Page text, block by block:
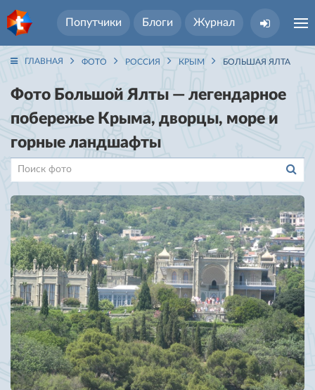
Попутчики Блоги Журнал
ГЛАВНАЯ ФОТО РОССИЯ КРЫМ БОЛЬШАЯ ЯЛТА
Фото Большой Ялты — легендарное
побережье Крыма, дворцы, море и
горные ландшафты